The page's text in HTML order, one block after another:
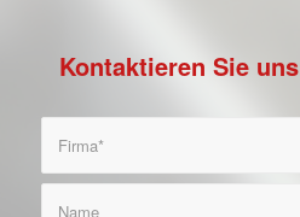
Kontaktieren Sie uns